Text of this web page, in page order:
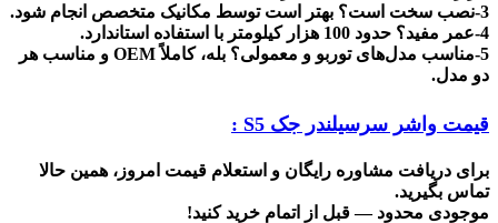
3-نصب سخت است؟
بهتر است توسط مکانیک متخصص انجام شود.
4-عمر مفید؟
حدود 100 هزار کیلومتر با استفاده استاندارد
.
5-مناسب مدل‌های توربو و معمولی؟
بله، کاملاًOEM
و مناسب هر
دو مدل.
قیمت واشر سرسیلندر جک S5 :
برای دریافت مشاوره رایگان و استعلام قیمت امروز، همین حالا
تماس بگیرید.
موجودی محدود — قبل از اتمام خرید کنید!